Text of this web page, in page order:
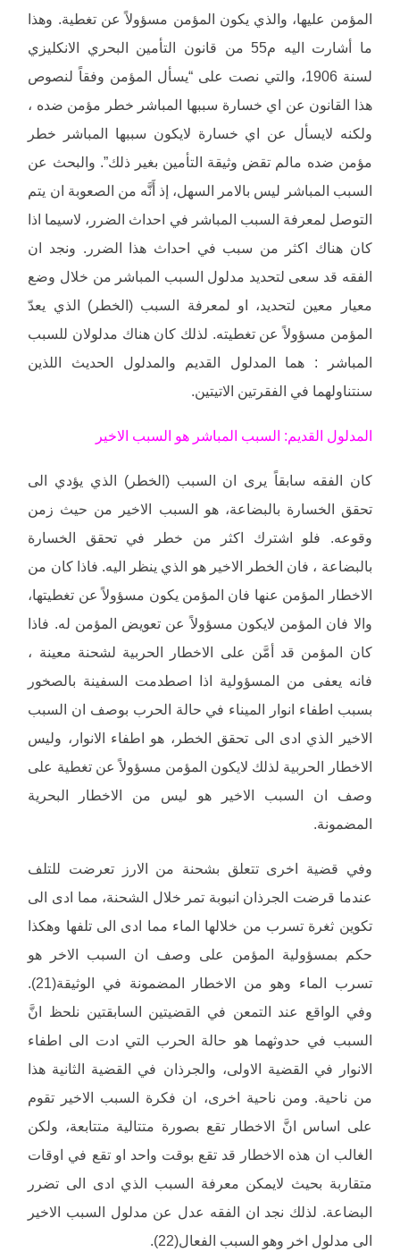
المؤمن عليها، والذي يكون المؤمن مسؤولاً عن تغطية. وهذا
ما أشارت اليه م55 من قانون التأمين البحري الانكليزي
لسنة 1906، والتي نصت على “يسأل المؤمن وفقاً لنصوص
هذا القانون عن اي خسارة سببها المباشر خطر مؤمن ضده ،
ولكنه لايسأل عن اي خسارة لايكون سببها المباشر خطر
مؤمن ضده مالم تقض وثيقة التأمين بغير ذلك”. والبحث عن
السبب المباشر ليس بالامر السهل، إذ أَنَّه من الصعوبة ان يتم
التوصل لمعرفة السبب المباشر في احداث الضرر، لاسيما اذا
كان هناك اكثر من سبب في احداث هذا الضرر. ونجد ان
الفقه قد سعى لتحديد مدلول السبب المباشر من خلال وضع
معيار معين لتحديد، او لمعرفة السبب (الخطر) الذي يعدّ
المؤمن مسؤولاً عن تغطيته. لذلك كان هناك مدلولان للسبب
المباشر : هما المدلول القديم والمدلول الحديث اللذين
سنتناولهما في الفقرتين الاتيتين.
المدلول القديم: السبب المباشر هو السبب الاخير
كان الفقه سابقاً يرى ان السبب (الخطر) الذي يؤدي الى
تحقق الخسارة بالبضاعة، هو السبب الاخير من حيث زمن
وقوعه. فلو اشترك اكثر من خطر في تحقق الخسارة
بالبضاعة ، فان الخطر الاخير هو الذي ينظر اليه. فاذا كان من
الاخطار المؤمن عنها فان المؤمن يكون مسؤولاً عن تغطيتها،
والا فان المؤمن لايكون مسؤولاً عن تعويض المؤمن له. فاذا
كان المؤمن قد أمَّن على الاخطار الحربية لشحنة معينة ،
فانه يعفى من المسؤولية اذا اصطدمت السفينة بالصخور
بسبب اطفاء انوار الميناء في حالة الحرب بوصف ان السبب
الاخير الذي ادى الى تحقق الخطر، هو اطفاء الانوار، وليس
الاخطار الحربية لذلك لايكون المؤمن مسؤولاً عن تغطية على
وصف ان السبب الاخير هو ليس من الاخطار البحرية
المضمونة.
وفي قضية اخرى تتعلق بشحنة من الارز تعرضت للتلف
عندما قرضت الجرذان انبوبة تمر خلال الشحنة، مما ادى الى
تكوين ثغرة تسرب من خلالها الماء مما ادى الى تلفها وهكذا
حكم بمسؤولية المؤمن على وصف ان السبب الاخر هو
تسرب الماء وهو من الاخطار المضمونة في الوثيقة(21).
وفي الواقع عند التمعن في القضيتين السابقتين نلحظ انَّ
السبب في حدوثهما هو حالة الحرب التي ادت الى اطفاء
الانوار في القضية الاولى، والجرذان في القضية الثانية هذا
من ناحية. ومن ناحية اخرى، ان فكرة السبب الاخير تقوم
على اساس انَّ الاخطار تقع بصورة متتالية متتابعة، ولكن
الغالب ان هذه الاخطار قد تقع بوقت واحد او تقع في اوقات
متقاربة بحيث لايمكن معرفة السبب الذي ادى الى تضرر
البضاعة. لذلك نجد ان الفقه عدل عن مدلول السبب الاخير
الى مدلول اخر وهو السبب الفعال(22).